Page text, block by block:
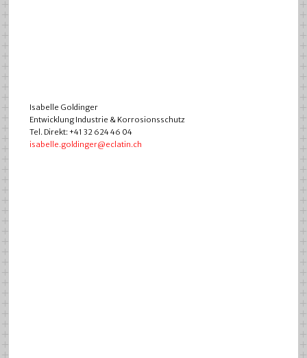
Isabelle Goldinger
Entwicklung Industrie & Korrosionsschutz
Tel. Direkt: +41 32 624 46 04
isabelle.goldinger@eclatin.ch